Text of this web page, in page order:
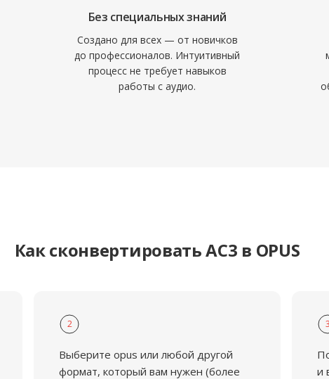
А его низкая
с
и YouTube
Без специальных знаний
Создано для всех — от новичков
до профессионалов. Интуитивный
процесс не требует навыков
работы с аудио.
Как сконвертировать AC3 в OPUS
2
Выберите opus или любой другой
формат, который вам нужен (более
3
и